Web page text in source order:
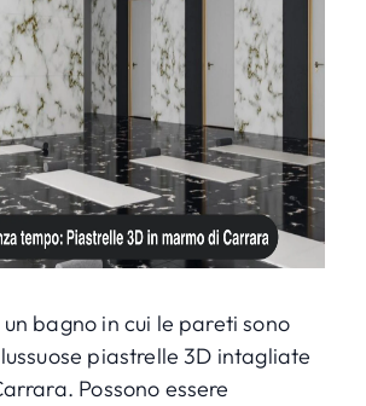
bagno in cui le pareti sono
piastrelle 3D intagliate
Possono essere